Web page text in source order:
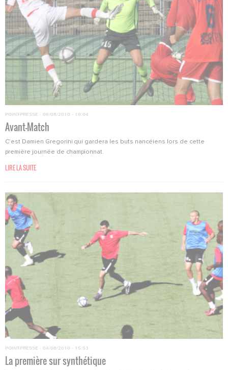
POINT-PRESSE · 06/08/2010 - 19:04
Avant-Match
C’est Damien Gregorini qui gardera les buts nancéiens lors de cette
première journée de championnat.
LIRE LA SUITE
POINT-PRESSE · 04/08/2010 - 15:53
La première sur synthétique